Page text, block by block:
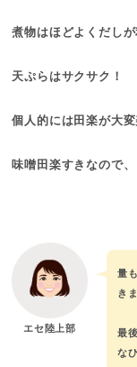
煮物はほどよくだし
天ぷらはサクサク！
個人的には田楽が大
味噌田楽すきなので
エセ陸上部
量
き
最
な